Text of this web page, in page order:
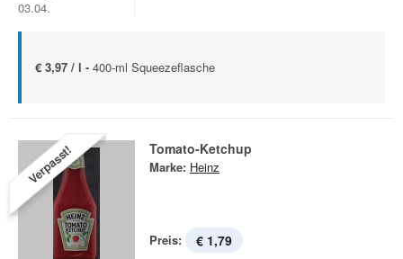
03.04.
€ 3,97 / l - 400-ml Squeezeflasche
Verpasst! Tomato-Ketchup
Marke: Heinz
Preis: € 1,79